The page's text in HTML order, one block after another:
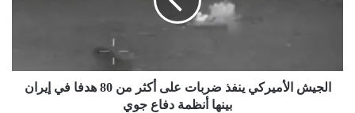
هدفا
في
الجيش الأميركي ينفذ ضربات على أكثر من 80 هدفا في إيران
بينها أنظمة دفاع جوي